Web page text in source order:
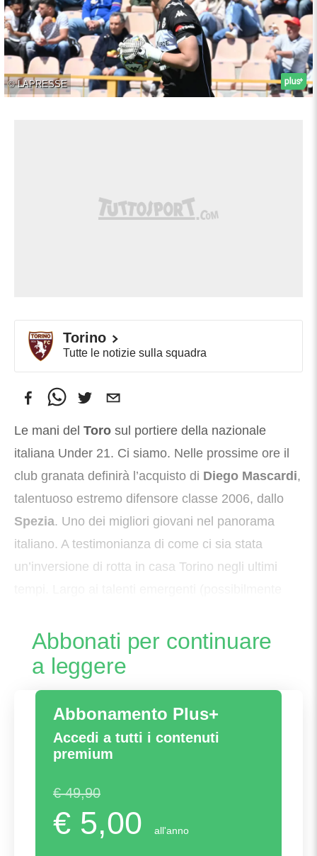
©LAPRESSE
Torino
Tutte le notizie sulla squadra
Le mani del Toro sul portiere della nazionale
italiana Under 21. Ci siamo. Nelle prossime ore il
club granata definirà l’acquisto di Diego Mascardi,
talentuoso estremo difensore classe 2006, dallo
Spezia. Uno dei migliori giovani nel panorama
italiano. A testimonianza di come ci sia stata
un’inversione di rotta in casa Torino negli ultimi
Abbonati per continuare
a leggere
Abbonamento Plus+
Accedi a tutti i contenuti
premium
€ 49,90
€ 5,00 all'anno